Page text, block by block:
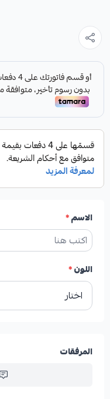
الاسم*
اللون*
المرفقات